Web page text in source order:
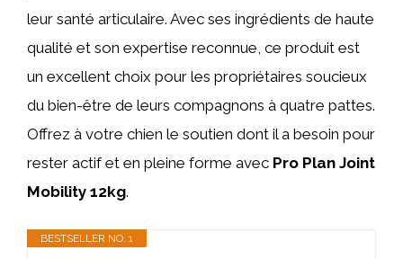
leur santé articulaire. Avec ses ingrédients de haute
qualité et son expertise reconnue, ce produit est
un excellent choix pour les propriétaires soucieux
du bien-être de leurs compagnons à quatre pattes.
Offrez à votre chien le soutien dont il a besoin pour
rester actif et en pleine forme avec Pro Plan Joint
Mobility 12kg.
BESTSELLER NO. 1